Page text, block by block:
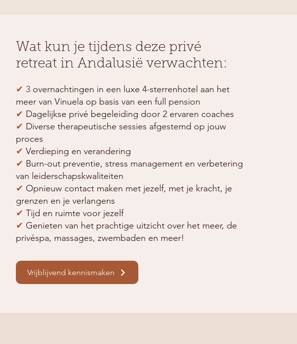
Wat kun je tijdens deze privé
retreat in Andalusië verwachten:
✔ 3 overnachtingen in een luxe 4-sterrenhotel aan het
meer van Vinuela op basis van een full pension
✔ Dagelijkse privé begeleiding door 2 ervaren coaches
✔ Diverse therapeutische sessies afgestemd op jouw
proces
✔ Verdieping en verandering​
✔ Burn-out preventie, stress management en verbetering
van leiderschapskwaliteiten
✔ Opnieuw contact maken met jezelf, met je kracht, je
grenzen en je verlangens
✔ Tijd en ruimte voor jezelf
✔ Genieten van het prachtige uitzicht over het meer, de
privéspa, massages, zwembaden en meer!
Vrijblijvend kennismaken